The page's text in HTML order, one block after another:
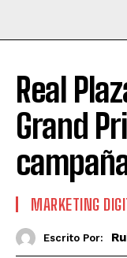
Real
Grand
MARKETING
Escrito Por: